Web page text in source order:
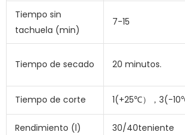
Tiempo sin
tachuela (min)
7-15
Tiempo de secado 20 minutos.
Tiempo de corte 1(+25℃），3(-
Rendimiento (l) 30/40teniente